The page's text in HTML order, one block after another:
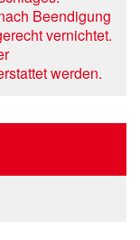
Beendigung
vernichtet.
werden.